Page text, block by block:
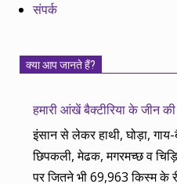
संपर्क
क्या आप जानते हैं?
हमारी आंखें बैक्टीरिया के जीन
इंसान से लेकर हाथी, घोड़ा,
छिपकली, मेढक, मगरमच्छ व
पर जितने भी 69,963 किस्म के